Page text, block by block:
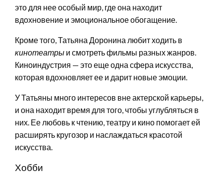
это для нее особый мир, где она находит
вдохновение и эмоциональное обогащение.
Кроме того, Татьяна Доронина любит ходить в
кинотеатры и смотреть фильмы разных жанров.
Киноиндустрия — это еще одна сфера искусства,
которая вдохновляет ее и дарит новые эмоции.
У Татьяны много интересов вне актерской карьеры,
и она находит время для того, чтобы углубляться в
них. Ее любовь к чтению, театру и кино помогает ей
расширять кругозор и наслаждаться красотой
искусства.
Хобби